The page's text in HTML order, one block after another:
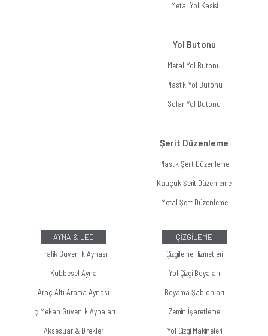
Metal Yol Kasisi
Yol Butonu
Metal Yol Butonu
Plastik Yol Butonu
Solar Yol Butonu
Şerit Düzenleme
Plastik Şerit Düzenleme
Kauçuk Şerit Düzenleme
Metal Şerit Düzenleme
AYNA & LED
Trafik Güvenlik Aynası
Kubbesel Ayna
Araç Altı Arama Aynası
İç Mekan Güvenlik Aynaları
Aksesuar & Direkler
ÇİZGİLEME
Çizgileme Hizmetleri
Yol Çizgi Boyaları
Boyama Şablonları
Zemin İşaretleme
Yol Çizgi Makineleri